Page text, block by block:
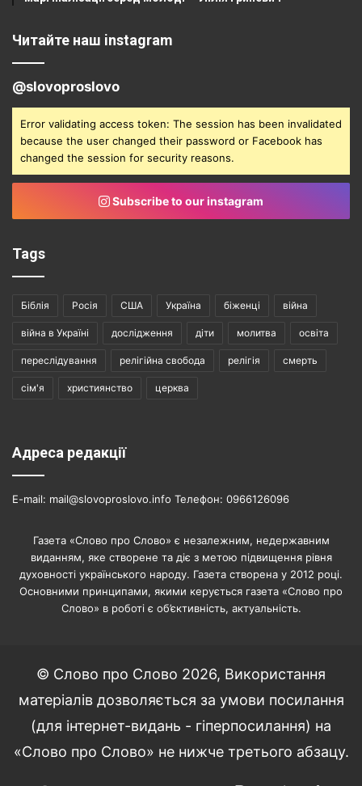
Читайте наш instagram
@slovoproslovo
Error validating access token: The session has been invalidated
because the user changed their password or Facebook has
changed the session for security reasons.
Subscribe to our instagram
Tags
Біблія Росія США Україна біженці війна
війна в Україні дослідження діти молитва освіта
переслідування релігійна свобода релігія смерть
сім'я християнство церква
Адреса редакції
E-mail: mail@slovoproslovo.info Телефон: 0966126096
Газета «Слово про Слово» є незалежним, недержавним
виданням, яке створене та діє з метою підвищення рівня
духовності українського народу. Газета створена у 2012 році.
Основними принципами, якими керується газета «Слово про
Слово» в роботі є об’єктивність, актуальність.
© Слово про Слово 2026, Використання
матеріалів дозволяється за умови посилання
(для інтернет-видань - гіперпосилання) на
«Слово про Слово» не нижче третього абзацу.